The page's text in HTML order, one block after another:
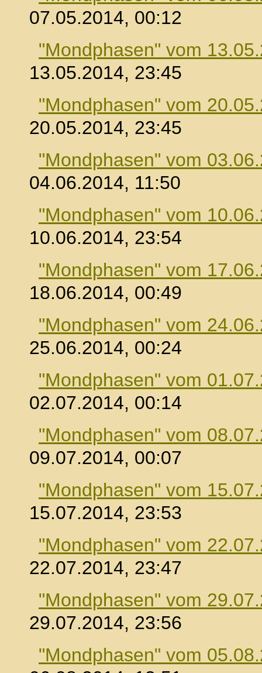
07.05.2014, 00:12
"Mondphasen" vom
13.05.2014, 23:45
"Mondphasen" vom
20.05.2014, 23:45
"Mondphasen" vom
04.06.2014, 11:50
"Mondphasen" vom
10.06.2014, 23:54
"Mondphasen" vom
18.06.2014, 00:49
"Mondphasen" vom
25.06.2014, 00:24
"Mondphasen" vom
02.07.2014, 00:14
"Mondphasen" vom
09.07.2014, 00:07
"Mondphasen" vom
15.07.2014, 23:53
"Mondphasen" vom
22.07.2014, 23:47
"Mondphasen" vom
29.07.2014, 23:56
"Mondphasen" vom